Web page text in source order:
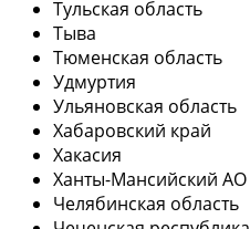
Тульская область
Тыва
Тюменская область
Удмуртия
Ульяновская область
Хабаровский край
Хакасия
Ханты-Мансийский АО
Челябинская область